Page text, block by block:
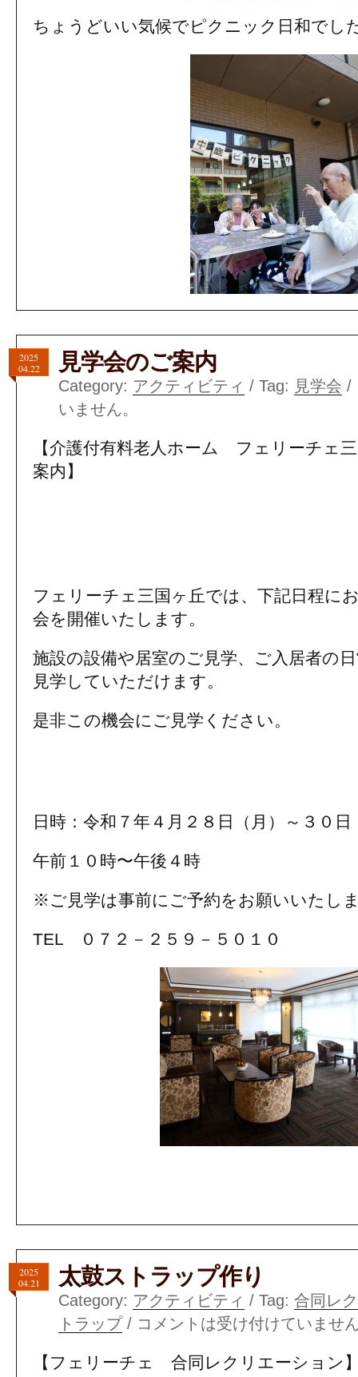
ちょうどいい気候でピクニック日和でし
2025
04.22
見学会のご案内
Category: アクティビティ / Tag: 見学会 /
いません。
【介護付有料老人ホーム フェリーチェ
案内】
フェリーチェ三国ヶ丘では、下記日程に
会を開催いたします。
施設の設備や居室のご見学、ご入居者の
見学していただけます。
是非この機会にご見学ください。
日時：令和７年４月２８日（月）～３０日
午前１０時〜午後４時
※ご見学は事前にご予約をお願いいたし
TEL ０７２－２５９－５０１０
2025
04.21
太鼓ストラップ作り
Category: アクティビティ / Tag: 合同レ
トラップ/ コメントは受け付けていませ
【フェリーチェ 合同レクリエーション